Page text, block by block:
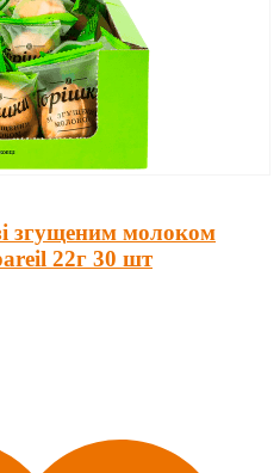
згущеним молоком
22г 30 шт